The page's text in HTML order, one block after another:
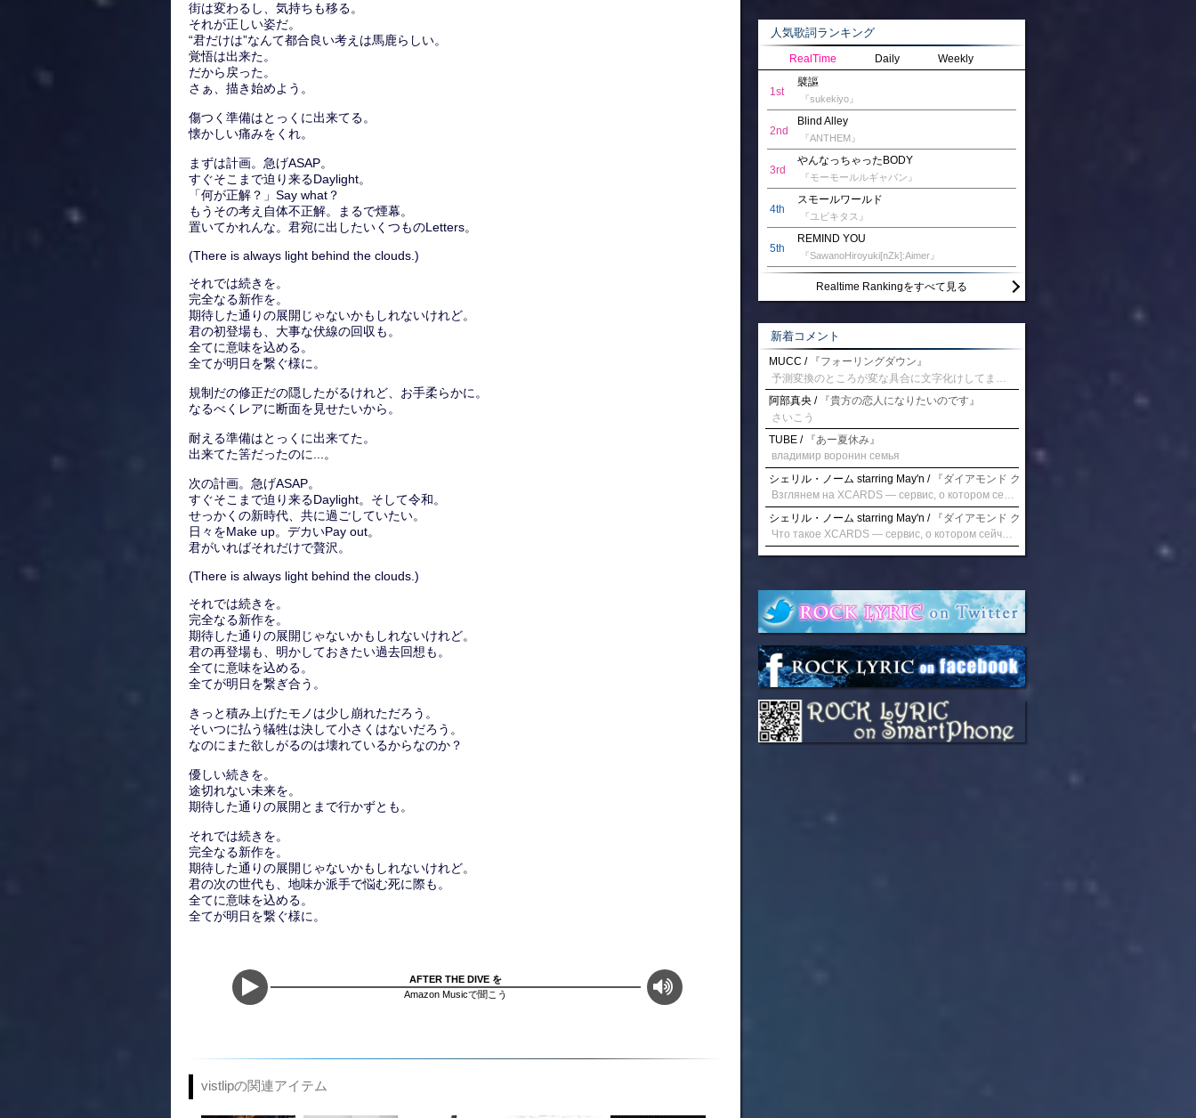
街は変わるし、気持ちも移る。
それが正しい姿だ。
“君だけは”なんて都合良い考えは馬鹿らしい。
覚悟は出来た。
だから戻った。
さぁ、描き始めよう。
傷つく準備はとっくに出来てる。
懐かしい痛みをくれ。
まずは計画。急げASAP。
すぐそこまで迫り来るDaylight。
「何が正解？」Say what？
もうその考え自体不正解。まるで煙幕。
置いてかれんな。君宛に出したいくつものLetters。
(There is always light behind the clouds.)
それでは続きを。
完全なる新作を。
期待した通りの展開じゃないかもしれないけれど。
君の初登場も、大事な伏線の回収も。
全てに意味を込める。
全てが明日を繋ぐ様に。
規制だの修正だの隠したがるけれど、お手柔らかに。
なるべくレアに断面を見せたいから。
耐える準備はとっくに出来てた。
出来てた筈だったのに...。
次の計画。急げASAP。
すぐそこまで迫り来るDaylight。そして令和。
せっかくの新時代、共に過ごしていたい。
日々をMake up。デカいPay out。
君がいればそれだけで贅沢。
(There is always light behind the clouds.)
それでは続きを。
完全なる新作を。
期待した通りの展開じゃないかもしれないけれど。
君の再登場も、明かしておきたい過去回想も。
全てに意味を込める。
全てが明日を繋ぎ合う。
きっと積み上げたモノは少し崩れただろう。
そいつに払う犠牲は決して小さくはないだろう。
なのにまた欲しがるのは壊れているからなのか？
優しい続きを。
途切れない未来を。
期待した通りの展開とまで行かずとも。
それでは続きを。
完全なる新作を。
期待した通りの展開じゃないかもしれないけれど。
君の次の世代も、地味か派手で悩む死に際も。
全てに意味を込める。
全てが明日を繋ぐ様に。
AFTER THE DIVE を
Amazon Musicで聞こう
vistlipの関連アイテム
人気歌詞ランキング
RealTime Daily Weekly
1st
襞謳
『sukekiyo』
2nd
Blind Alley
『ANTHEM』
3rd
やんなっちゃったBODY
『モーモールルギャバン』
4th
スモールワールド
『ユビキタス』
5th
REMIND YOU
『SawanoHiroyuki[nZk]:Aimer』
Realtime Rankingをすべて見る
新着コメント
MUCC / 『フォーリングダウン』
阿部真央 / 『貴方の恋人になりたいのです』
さいこう
TUBE / 『あー夏休み』
владимир воронин семья
シェリル・ノーム starring May'n / 『ダイアモンド クレバス/射手座☆午後九時 Don't be
シェリル・ノーム starring May'n / 『ダイアモンド クレバス/射手座☆午後九時 Don't be
Что такое XCARDS — сервис, о котором сейчас говорят. Буквально на днях заметил о интересный бренд XCARDS, он помогает создавать онлайн карты чтобы управлять бюджетами. Ключевые преимущества: Выпуск занимает всего считанные минуты. Платформа даёт возможность оформить множество карт для разных целей. Есть поддержка в любое время суток включая персонального менеджера. Есть контроль без задержек — транзакции, уведомления, аналитика — всё под рукой. Возможные нюансы: Регистрация: европейская юрисдикция — желательно убедиться, что сервис можно использовать без нарушений. Финансовые условия: возможно, есть скрытые комиссии, поэтому лучше внимательно прочитать договор. Отзывы пользователей: по отзывам поддержка работает быстро. Надёжность системы: внедрены базовые меры безопасности, но всё равно советую не хранить большие суммы на карте. Вывод: В целом платформа кажется отличным помощником для маркетологов. Платформа сочетает скорость, удобство и гибкость. Как вы думаете? Пользовались ли вы XCARDS? Поделитесь опытом — будет интересно сравнить. Виртуальные карты для бизнеса